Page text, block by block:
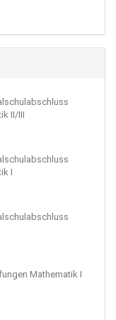
II/III
I
Mathematik I